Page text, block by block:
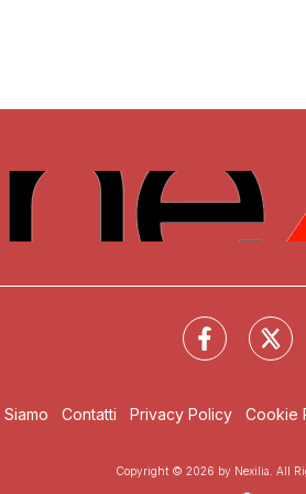
Siamo Contatti Privacy Policy Cookie
Copyright © 2026 by Nexilia. All